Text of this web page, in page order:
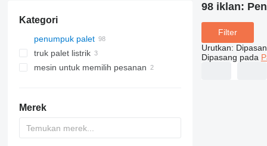
Kategori
penumpuk palet
truk palet listrik
mesin untuk memilih pesanan
Merek
98 iklan:
Filter
Urutkan:
Dipasang pada